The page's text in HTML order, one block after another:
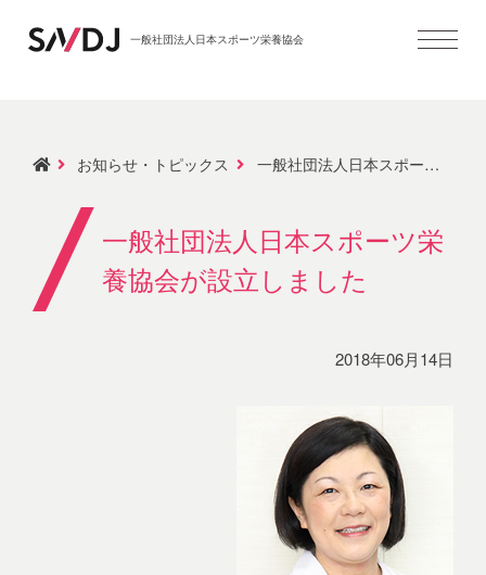
一般社団法人日本スポーツ栄養協会
お知らせ・トピックス 一般社団法人日本スポーツ栄養協会が設立しました
一般社団法人日本スポーツ栄
養協会が設立しました
2018年06月14日